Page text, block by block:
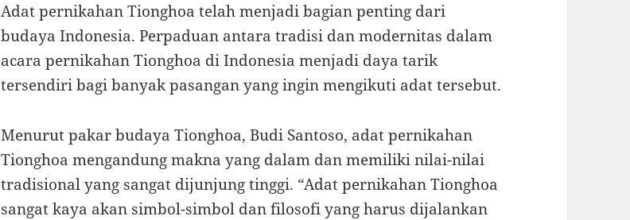
Adat pernikahan Tionghoa telah menjadi bagian penting dari
budaya Indonesia. Perpaduan antara tradisi dan modernitas dalam
acara pernikahan Tionghoa di Indonesia menjadi daya tarik
tersendiri bagi banyak pasangan yang ingin mengikuti adat tersebut.
Menurut pakar budaya Tionghoa, Budi Santoso, adat pernikahan
Tionghoa mengandung makna yang dalam dan memiliki nilai-nilai
tradisional yang sangat dijunjung tinggi. “Adat pernikahan Tionghoa
sangat kaya akan simbol-simbol dan filosofi yang harus dijalankan